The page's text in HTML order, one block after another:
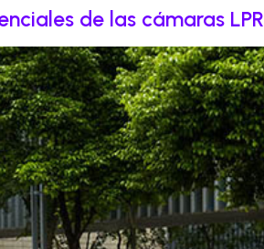
de las cámaras LPR